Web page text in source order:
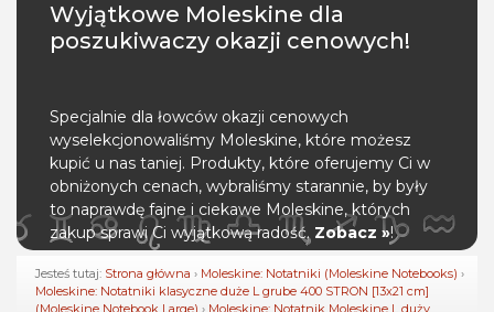
Wyjątkowe Moleskine dla
poszukiwaczy okazji cenowych!
Specjalnie dla łowców okazji cenowych
wyselekcjonowaliśmy Moleskine, które możesz
kupić u nas taniej. Produkty, które oferujemy Ci w
obniżonych cenach, wybraliśmy starannie, by były
to naprawdę fajne i ciekawe Moleskine, których
zakup sprawi Ci wyjątkową radość. Zobacz »!
Jesteś tutaj: Strona główna › Moleskine: Notatniki (Moleskine Notebooks) ›
Moleskine: Notatniki klasyczne duże L grube 400 STRON [13x21 cm]
(Moleskine Notebook Large) › Moleskine: Notatnik Moleskine L duży